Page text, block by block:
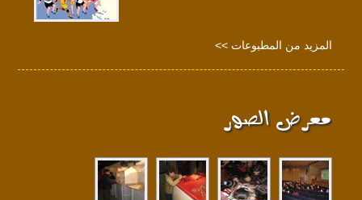
المزيد من المطبوعات >>
معرض الصور